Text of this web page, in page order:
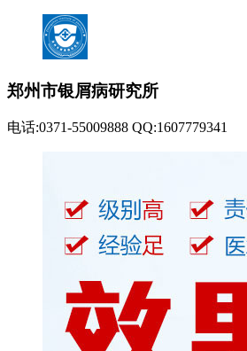
郑州市银屑病研究所
电话:0371-55009888 QQ:1607779341